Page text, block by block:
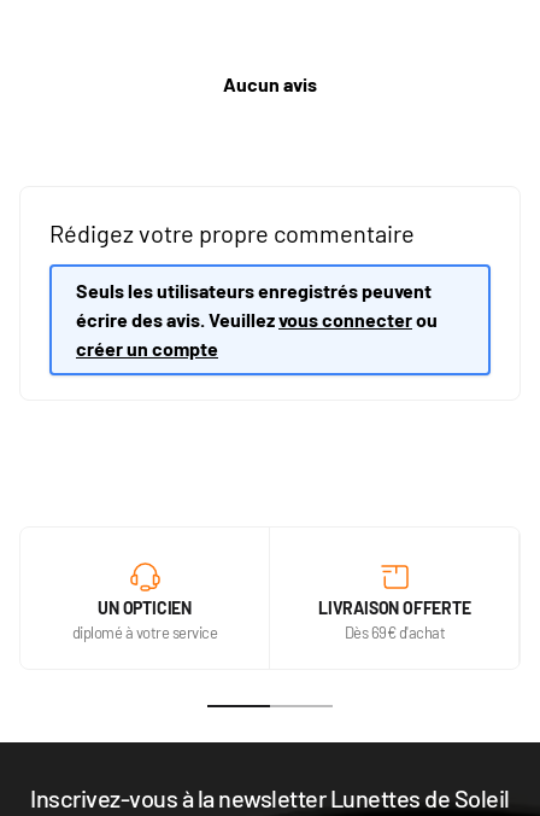
Aucun avis
Rédigez votre propre commentaire
Seuls les utilisateurs enregistrés peuvent
écrire des avis. Veuillezvous connecterou
créer un compte
UN OPTICIEN
diplomé à votre service
LIVRAISON OFFERTE
Dès 69€ d'achat
Inscrivez-vous à la newsletter Lunettes de Soleil